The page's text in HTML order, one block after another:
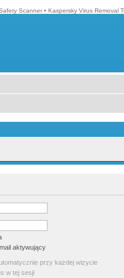
Scanner • Kaspersky Virus Removal
aktywujący
przy każdej wizycie
w tej sesji